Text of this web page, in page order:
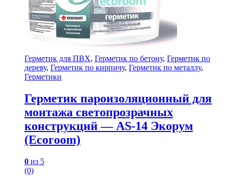
Герметик для ПВХ, Герметик по бетону, Герметик по
дереву, Герметик по кирпичу, Герметик по металлу,
Герметики
Герметик пароизоляционный для
монтажа светопрозрачных
конструкций — AS-14 Экорум
(Ecoroom)
0 из 5
(0)